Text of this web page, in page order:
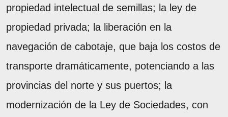
propiedad intelectual de semillas; la ley de
propiedad privada; la liberación en la
navegación de cabotaje, que baja los costos de
transporte dramáticamente, potenciando a las
provincias del norte y sus puertos; la
modernización de la Ley de Sociedades, con